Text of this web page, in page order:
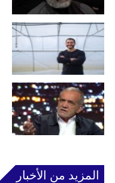
المزيد من الأخبار